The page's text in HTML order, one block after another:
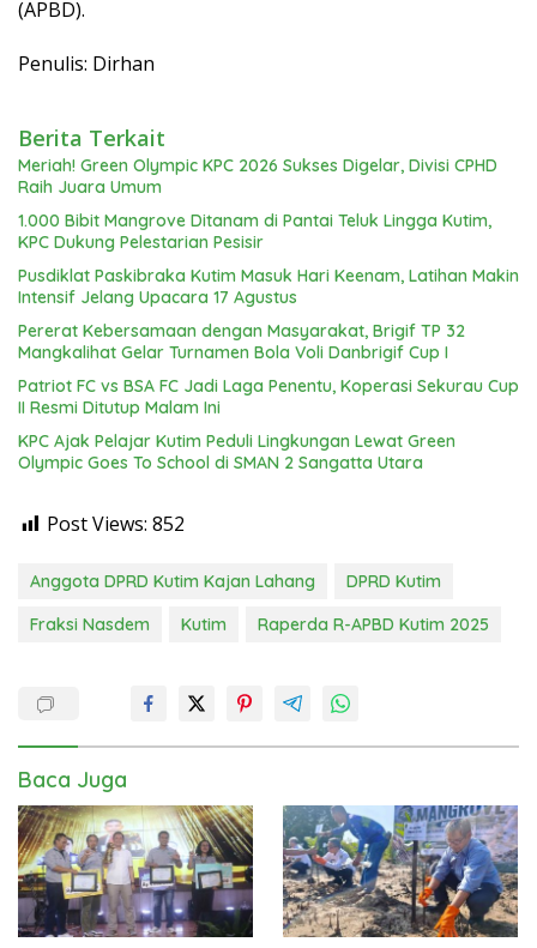
(APBD).
Penulis: Dirhan
Berita Terkait
Meriah! Green Olympic KPC 2026 Sukses Digelar, Divisi CPHD
Raih Juara Umum
1.000 Bibit Mangrove Ditanam di Pantai Teluk Lingga Kutim,
KPC Dukung Pelestarian Pesisir
Pusdiklat Paskibraka Kutim Masuk Hari Keenam, Latihan Makin
Intensif Jelang Upacara 17 Agustus
Pererat Kebersamaan dengan Masyarakat, Brigif TP 32
Mangkalihat Gelar Turnamen Bola Voli Danbrigif Cup I
Patriot FC vs BSA FC Jadi Laga Penentu, Koperasi Sekurau Cup
II Resmi Ditutup Malam Ini
KPC Ajak Pelajar Kutim Peduli Lingkungan Lewat Green
Olympic Goes To School di SMAN 2 Sangatta Utara
Post Views: 852
Anggota DPRD Kutim Kajan Lahang
DPRD Kutim
Fraksi Nasdem
Kutim Raperda R-APBD Kutim 2025
Baca Juga